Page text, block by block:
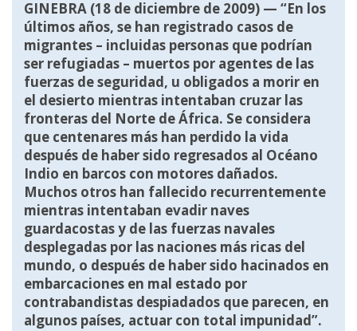
GINEBRA (18 de diciembre de 2009) — “En los
últimos años, se han registrado casos de
migrantes – incluidas personas que podrían
ser refugiadas – muertos por agentes de las
fuerzas de seguridad, u obligados a morir en
el desierto mientras intentaban cruzar las
fronteras del Norte de África. Se considera
que centenares más han perdido la vida
después de haber sido regresados al Océano
Indio en barcos con motores dañados.
Muchos otros han fallecido recurrentemente
mientras intentaban evadir naves
guardacostas y de las fuerzas navales
desplegadas por las naciones más ricas del
mundo, o después de haber sido hacinados en
embarcaciones en mal estado por
contrabandistas despiadados que parecen, en
algunos países, actuar con total impunidad”.